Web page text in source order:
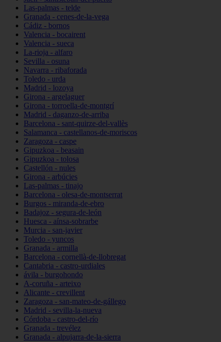
Las-palmas - telde
Granada - cenes-de-la-vega
Cádiz - bornos
Valencia - bocairent
Valencia - sueca
La-rioja - alfaro
Sevilla - osuna
Navarra - ribaforada
Toledo - urda
Madrid - lozoya
Girona - argelaguer
Girona - torroella-de-montgrí
Madrid - daganzo-de-arriba
Barcelona - sant-quirze-del-vallès
Salamanca - castellanos-de-moriscos
Zaragoza - caspe
Gipuzkoa - beasain
Gipuzkoa - tolosa
Castellón - nules
Girona - arbúcies
Las-palmas - tinajo
Barcelona - olesa-de-montserrat
Burgos - miranda-de-ebro
Badajoz - segura-de-león
Huesca - aínsa-sobrarbe
Murcia - san-javier
Toledo - yuncos
Granada - armilla
Barcelona - cornellà-de-llobregat
Cantabria - castro-urdiales
ávila - burgohondo
A-coruña - arteixo
Alicante - crevillent
Zaragoza - san-mateo-de-gállego
Madrid - sevilla-la-nueva
Córdoba - castro-del-río
Granada - trevélez
Granada - alpujarra-de-la-sierra